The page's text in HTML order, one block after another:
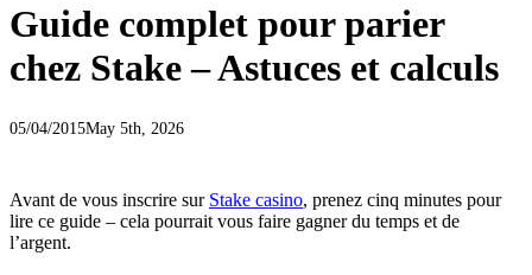
Guide complet pour parier
chez Stake – Astuces et calculs
05/04/2015May 5th, 2026
Avant de vous inscrire sur Stake casino, prenez cinq minutes pour
lire ce guide – cela pourrait vous faire gagner du temps et de
l’argent.